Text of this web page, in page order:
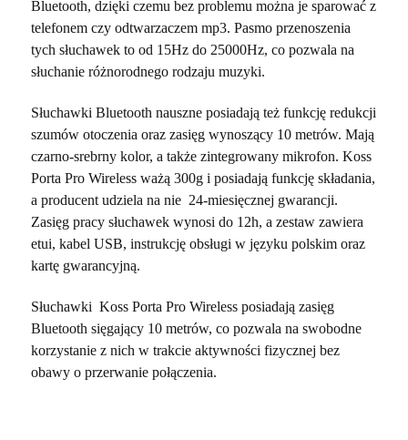
Bluetooth, dzięki czemu bez problemu można je sparować z
telefonem czy odtwarzaczem mp3. Pasmo przenoszenia
tych słuchawek to od 15Hz do 25000Hz, co pozwala na
słuchanie różnorodnego rodzaju muzyki.
Słuchawki Bluetooth nauszne posiadają też funkcję redukcji
szumów otoczenia oraz zasięg wynoszący 10 metrów. Mają
czarno-srebrny kolor, a także zintegrowany mikrofon. Koss
Porta Pro Wireless ważą 300g i posiadają funkcję składania,
a producent udziela na nie 24-miesięcznej gwarancji.
Zasięg pracy słuchawek wynosi do 12h, a zestaw zawiera
etui, kabel USB, instrukcję obsługi w języku polskim oraz
kartę gwarancyjną.
Słuchawki Koss Porta Pro Wireless posiadają zasięg
Bluetooth sięgający 10 metrów, co pozwala na swobodne
korzystanie z nich w trakcie aktywności fizycznej bez
obawy o przerwanie połączenia.